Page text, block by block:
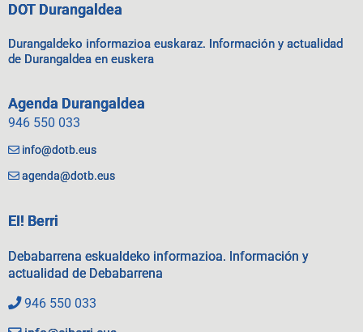
DOT Durangaldea
Durangaldeko informazioa euskaraz. Información y actualidad
de Durangaldea en euskera
Agenda Durangaldea
946 550 033
info@dotb.eus
agenda@dotb.eus
EI! Berri
Debabarrena eskualdeko informazioa. Información y
actualidad de Debabarrena
946 550 033